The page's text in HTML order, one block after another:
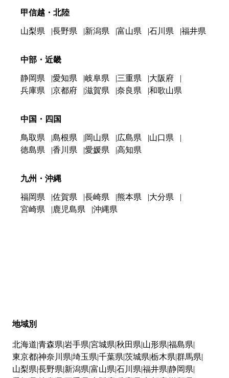
甲信越・北陸
山梨県 長野県 新潟県 富山県 石川県 福井県
中部・近畿
静岡県 愛知県 岐阜県 三重県
大阪府
兵庫県
京都府 滋賀県 奈良県 和歌山県
中国・四国
鳥取県 島根県 岡山県 広島県
山口県
徳島県
香川県 愛媛県 高知県
九州・沖縄
福岡県 佐賀県 長崎県 熊本県
大分県
宮崎県
鹿児島県 沖縄県
地域別
北海道 青森県 岩手県 宮城県 秋田県 山形県 福島県
東京都神奈川県 埼玉県 千葉県 茨城県 栃木県 群馬県
山梨県 長野県 新潟県 富山県 石川県 福井県 静岡県